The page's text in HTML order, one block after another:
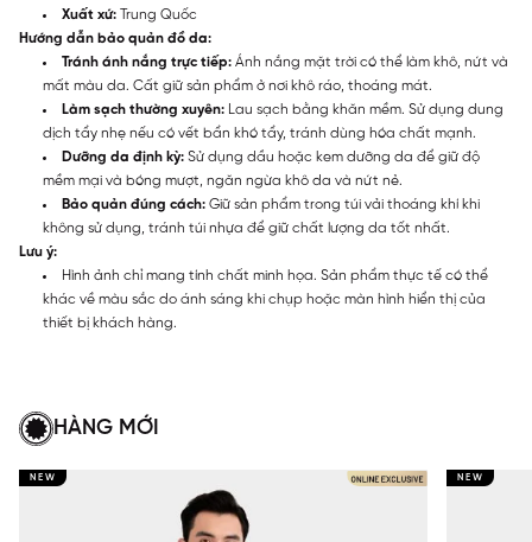
Xuất xứ: Trung Quốc
Hướng dẫn bảo quản đồ da:
Tránh ánh nắng trực tiếp: Ánh nắng mặt trời có thể làm khô, nứt và
mất màu da. Cất giữ sản phẩm ở nơi khô ráo, thoáng mát.
Làm sạch thường xuyên: Lau sạch bằng khăn mềm. Sử dụng dung
dịch tẩy nhẹ nếu có vết bẩn khó tẩy, tránh dùng hóa chất mạnh.
Dưỡng da định kỳ: Sử dụng dầu hoặc kem dưỡng da để giữ độ
mềm mại và bóng mượt, ngăn ngừa khô da và nứt nẻ.
Bảo quản đúng cách: Giữ sản phẩm trong túi vải thoáng khí khi
không sử dụng, tránh túi nhựa để giữ chất lượng da tốt nhất.
Lưu ý:
Hình ảnh chỉ mang tính chất minh họa. Sản phẩm thực tế có thể
khác về màu sắc do ánh sáng khi chụp hoặc màn hình hiển thị của
thiết bị khách hàng.
HÀNG MỚI
NEW NEW